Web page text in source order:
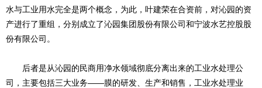
水与工业用水完全是两个概念，为此，叶建荣在合资前，对沁园的资
产进行了重组，分别成立了沁园集团股份有限公司和宁波水艺控股股
份有限公司。
后者是从沁园的民商用净水领域彻底分离出来的工业水处理公
司，主要包括三大业务——膜的研发、生产和销售，工业水处理业